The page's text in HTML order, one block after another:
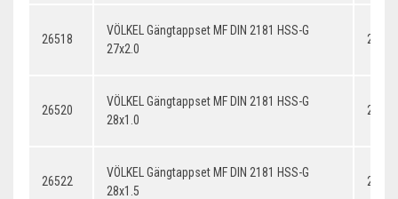
26518
VÖLKEL Gängtappset MF DIN 2181 HSS-G
27x2.0
26520
VÖLKEL Gängtappset MF DIN 2181 HSS-G
28x1.0
26522
VÖLKEL Gängtappset MF DIN 2181 HSS-G
28x1.5